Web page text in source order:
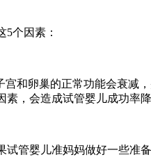
个因素：
和卵巢的正常功能会衰
，会造成试管婴儿成功率降
管婴儿准妈妈做好一些准